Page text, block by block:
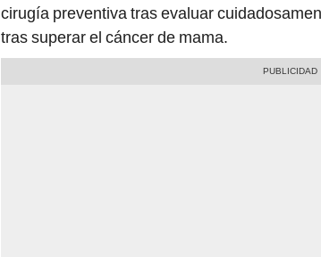
cirugía preventiva tras evaluar
tras superar el cáncer de mama.